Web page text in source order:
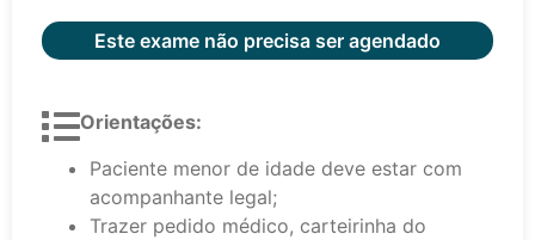
Este exame não precisa ser agendado
Orientações:
Paciente menor de idade deve estar com
acompanhante legal;
Trazer pedido médico, carteirinha do